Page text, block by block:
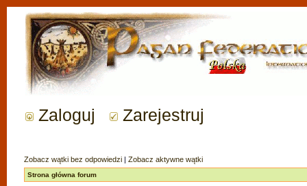
Zaloguj Zarejestruj
Zobacz wątki bez odpowiedzi | Zobacz aktywne wątki
Strona główna forum